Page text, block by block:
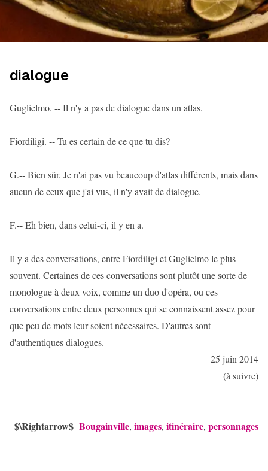
dialogue
Guglielmo. -- Il n'y a pas de dialogue dans un atlas.
Fiordiligi. -- Tu es certain de ce que tu dis?
G.-- Bien sûr. Je n'ai pas vu beaucoup d'atlas différents, mais dans
aucun de ceux que j'ai vus, il n'y avait de dialogue.
F.-- Eh bien, dans celui-ci, il y en a.
Il y a des conversations, entre Fiordiligi et Guglielmo le plus
souvent. Certaines de ces conversations sont plutôt une sorte de
monologue à deux voix, comme un duo d'opéra, ou ces
conversations entre deux personnes qui se connaissent assez pour
que peu de mots leur soient nécessaires. D'autres sont
d'authentiques dialogues.
25 juin 2014
(à suivre)
$\Rightarrow$ Bougainville, images, itinéraire, personnages